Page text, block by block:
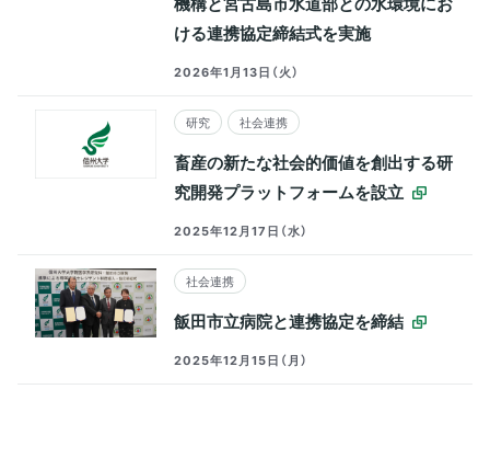
ける連携協定締結式を実施
2026年1月13日（火）
研究 社会連携
畜産の新たな社会的価値を創出する研
究開発プラットフォームを設立
2025年12月17日（水）
社会連携
飯田市立病院と連携協定を締結
2025年12月15日（月）